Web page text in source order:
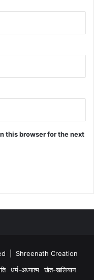
this browser for the next
| Shreenath Creation
धर्म-अध्यात्म खेत-खलियान